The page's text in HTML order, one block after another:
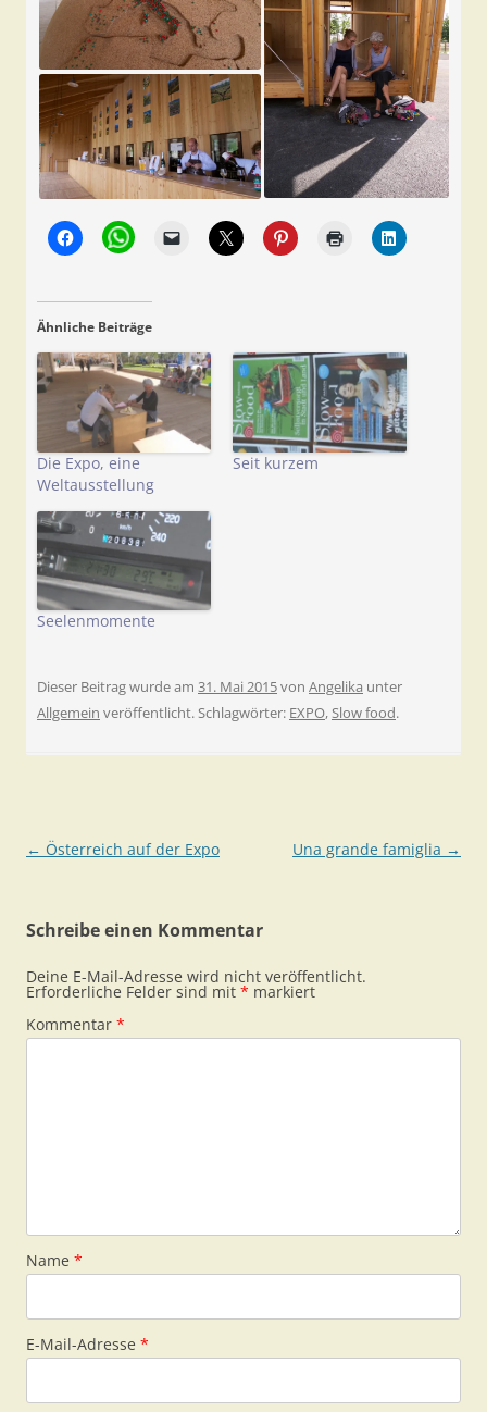
Ähnliche Beiträge
Die Expo, eine
Weltausstellung
Seit kurzem
Seelenmomente
Dieser Beitrag wurde am 31. Mai 2015von Angelika unter
Allgemein veröffentlicht. Schlagwörter: EXPO,Slow food.
Beitragsnavigation
← Österreich auf der Expo Una grande famiglia →
Schreibe einen Kommentar
Deine E-Mail-Adresse wird nicht veröffentlicht.
Erforderliche Felder sind mit * markiert
Kommentar *
Name *
E-Mail-Adresse *